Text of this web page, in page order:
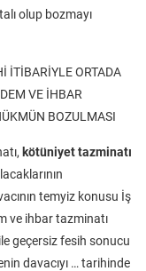
olup bozmayı
İTİBARİYLE ORTADA
VE İHBAR
BOZULMASI
kötüniyet tazminatı
temyiz konusu İş
ve ihbar tazminatı
geçersiz fesih sonucu
davacıyı … tarihinde